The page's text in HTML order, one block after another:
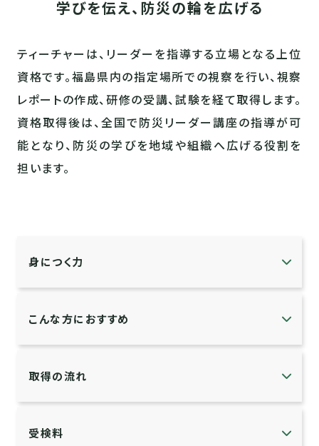
学びを伝え、防災の輪を広げる
ティーチャーは、リーダーを指導する立場となる上位
資格です。福島県内の指定場所での視察を行い、視察
レポートの作成、研修の受講、試験を経て取得します。
資格取得後は、全国で防災リーダー講座の指導が可
能となり、防災の学びを地域や組織へ広げる役割を
担います。
身につく力
こんな方におすすめ
取得の流れ
受検料